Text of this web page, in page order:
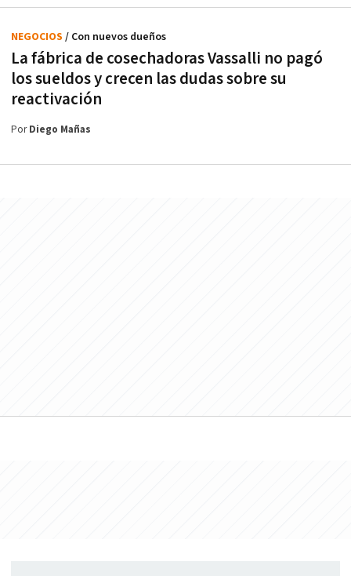
La fábrica de cosechadoras Vassalli no pagó
los sueldos y crecen las dudas sobre su
reactivación
NEGOCIOS / Con nuevos dueños
PorDiego Mañas